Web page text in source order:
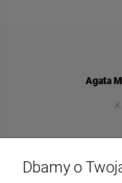
Agata
Dbamy o